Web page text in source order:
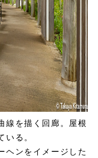
線を描く回廊。屋根
る。
ヘンをイメージした